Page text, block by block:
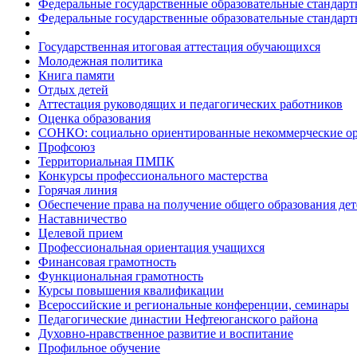
Федеральные государственные образовательные
Федеральные государственные образовательные
Государственная итоговая аттестация обучающихся
Молодежная политика
Книга памяти
Отдых детей
Аттестация руководящих и педагогических работников
Оценка образования
СОНКО: социально ориентированные некоммерческие
Профсоюз
Территориальная ПМПК
Конкурсы профессионального мастерства
Горячая линия
Обеспечение права на получение общего образования
Наставничество
Целевой прием
Профессиональная ориентация учащихся
Финансовая грамотность
Функциональная грамотность
Курсы повышения квалификации
Всероссийские и региональные конференции, семинары
Педагогические династии Нефтеюганского района
Духовно-нравственное развитие и воспитание
Профильное обучение